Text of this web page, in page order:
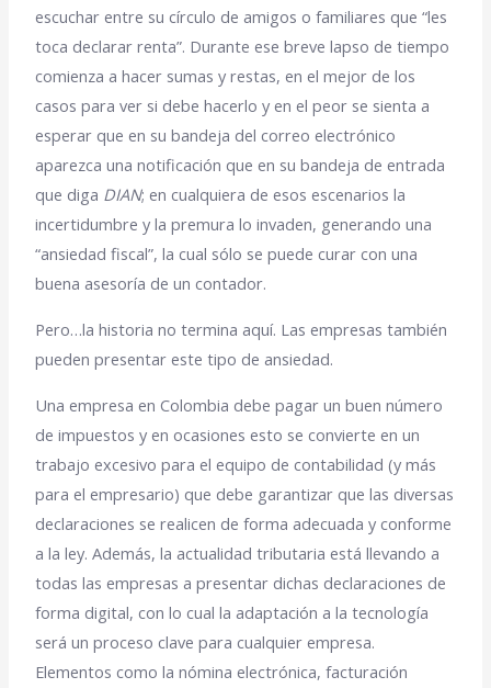
escuchar entre su círculo de amigos o familiares que “les
toca declarar renta”. Durante ese breve lapso de tiempo
comienza a hacer sumas y restas, en el mejor de los
casos para ver si debe hacerlo y en el peor se sienta a
esperar que en su bandeja del correo electrónico
aparezca una notificación que en su bandeja de entrada
que diga DIAN; en cualquiera de esos escenarios la
incertidumbre y la premura lo invaden, generando una
“ansiedad fiscal”, la cual sólo se puede curar con una
buena asesoría de un contador.
Pero…la historia no termina aquí. Las empresas también
pueden presentar este tipo de ansiedad.
Una empresa en Colombia debe pagar un buen número
de impuestos y en ocasiones esto se convierte en un
trabajo excesivo para el equipo de contabilidad (y más
para el empresario) que debe garantizar que las diversas
declaraciones se realicen de forma adecuada y conforme
a la ley. Además, la actualidad tributaria está llevando a
todas las empresas a presentar dichas declaraciones de
forma digital, con lo cual la adaptación a la tecnología
será un proceso clave para cualquier empresa.
Elementos como la nómina electrónica, facturación